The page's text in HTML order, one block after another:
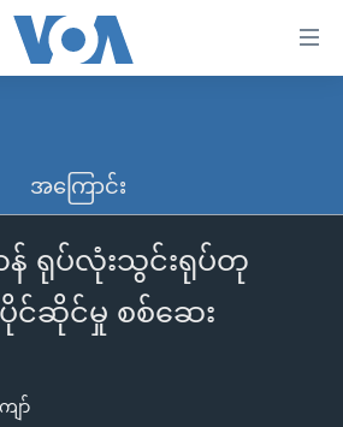
အလွန်
အကြောင်း
န် ရုပ်လုံးသွင်းရုပ်တု
င်ဆိုင်မှု စစ်ဆေး
ော်